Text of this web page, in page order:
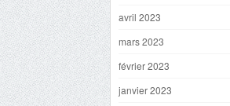
avril 2023
mars 2023
février 2023
janvier 2023